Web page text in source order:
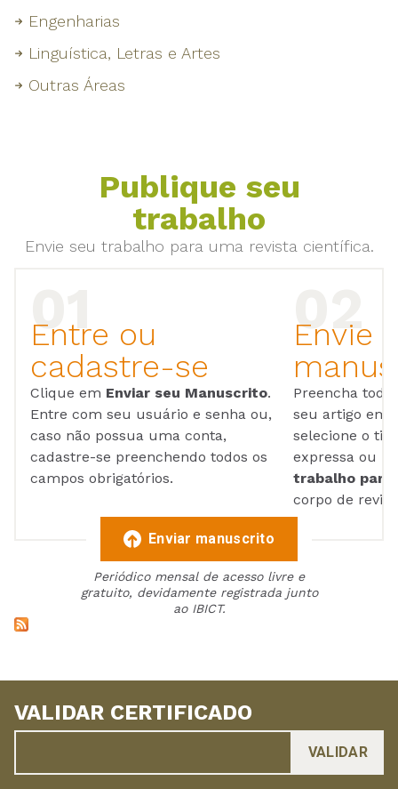
Engenharias
Linguística, Letras e Artes
Outras Áreas
Publique seu
trabalho
Envie seu trabalho para uma revista científica.
Entre ou
cadastre-se
Clique em Enviar seu Manuscrito.
Entre com seu usuário e senha ou,
caso não possua uma conta,
cadastre-se preenchendo todos os
campos obrigatórios.
Envie
Preencha
seu artigo em
selecione o
expressa ou
trabalho para
corpo de
Enviar manuscrito
Periódico mensal de acesso livre e
gratuito, devidamente registrada junto
ao IBICT.
VALIDAR CERTIFICADO